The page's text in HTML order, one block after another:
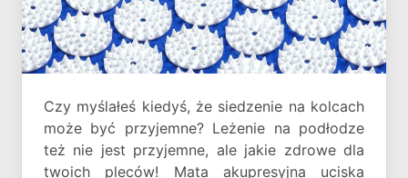
Czy myślałeś kiedyś, że siedzenie na kolcach
może być przyjemne? Leżenie na podłodze
też nie jest przyjemne, ale jakie zdrowe dla
twoich pleców! Mata akupresyjna uciska